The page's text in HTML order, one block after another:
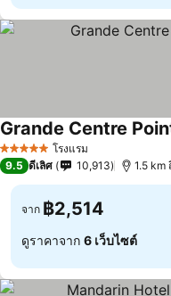
5 ดาว โรงแรม
Grande Centre
9.5 ดีเลิศ 10,913 1.5 km
จาก ฿2,514
ดูราคาจาก 6 เว็บไซต์